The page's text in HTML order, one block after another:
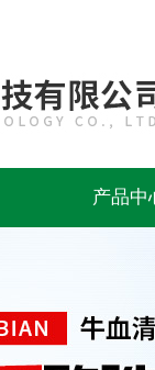
产品中